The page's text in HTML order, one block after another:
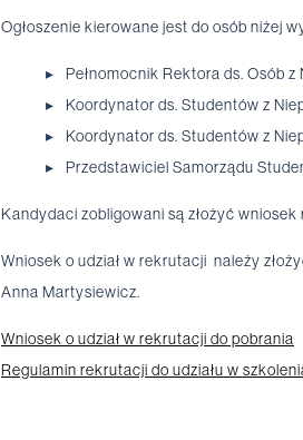
Ogłoszenie kierowane jest do osób niżej
Pełnomocnik Rektora ds. Osób z
Koordynator ds. Studentów z
Koordynator ds. Studentów z
Przedstawiciel Samorządu
Kandydaci zobligowani są złożyć
Wniosek o udział w rekrutacji należy
Anna Martysiewicz.
Wniosek o udział w rekrutacji do pobrania
Regulamin rekrutacji do udziału w